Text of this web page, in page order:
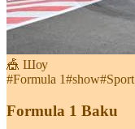
🎪 Шоу
#Formula 1#show#Sport
Formula 1 Baku